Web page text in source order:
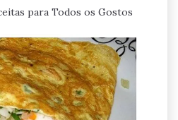
para Todos os Gostos